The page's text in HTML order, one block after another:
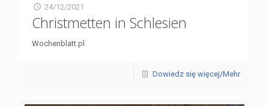
24/12/2021
Christmetten in Schlesien
Wochenblatt.pl
Dowiedz się więcej/Mehr